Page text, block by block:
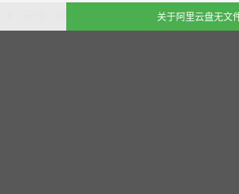
关于阿里云盘无文